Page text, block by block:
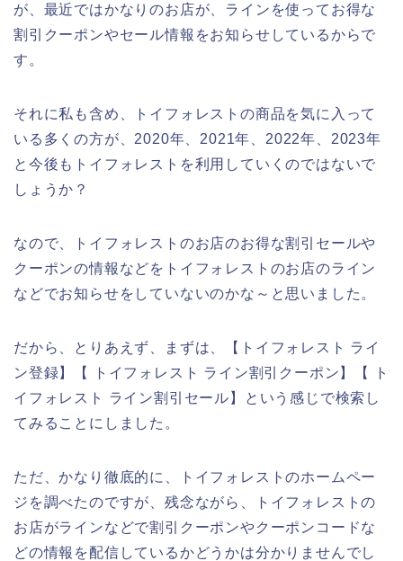
が、最近ではかなりのお店が、ラインを使ってお得な
割引クーポンやセール情報をお知らせしているからで
す。
それに私も含め、トイフォレストの商品を気に入って
いる多くの方が、2020年、2021年、2022年、2023年
と今後もトイフォレストを利用していくのではないで
しょうか？
なので、トイフォレストのお店のお得な割引セールや
クーポンの情報などをトイフォレストのお店のライン
などでお知らせをしていないのかな～と思いました。
だから、とりあえず、まずは、【トイフォレスト ライ
ン登録】【 トイフォレスト ライン割引クーポン】【 ト
イフォレスト ライン割引セール】という感じで検索し
てみることにしました。
ただ、かなり徹底的に、トイフォレストのホームペー
ジを調べたのですが、残念ながら、トイフォレストの
お店がラインなどで割引クーポンやクーポンコードな
どの情報を配信しているかどうかは分かりませんでし